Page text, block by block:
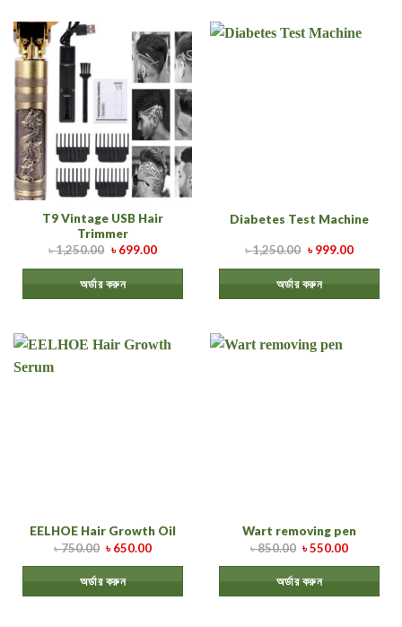
T9 Vintage USB Hair
Trimmer
৳1,250.00 ৳699.00
অর্ডার করুন
Diabetes Test Machine
৳1,250.00 ৳999.00
অর্ডার করুন
EELHOE Hair Growth Oil
৳750.00 ৳650.00
অর্ডার করুন
Wart removing pen
৳850.00 ৳550.00
অর্ডার করুন